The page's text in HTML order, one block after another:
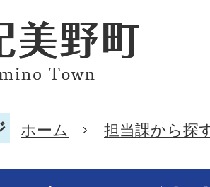
ホーム 担当課から探